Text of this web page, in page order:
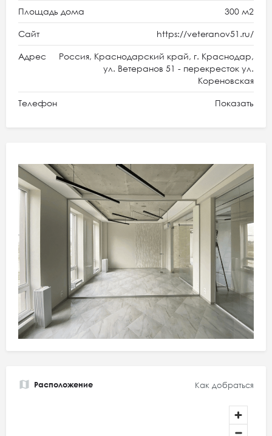
Площадь дома 300 м2
Сайт https://veteranov51.ru/
Адрес
Россия, Краснодарский край, г. Краснодар,
ул. Ветеранов 51 - перекресток ул.
Кореновская
Телефон Показать
Расположение Как добраться